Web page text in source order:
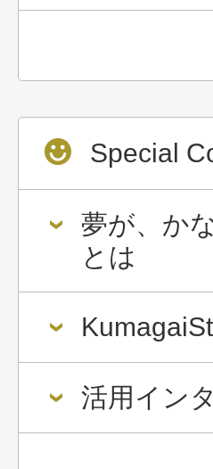
Special
夢が、か
とは
活用イン